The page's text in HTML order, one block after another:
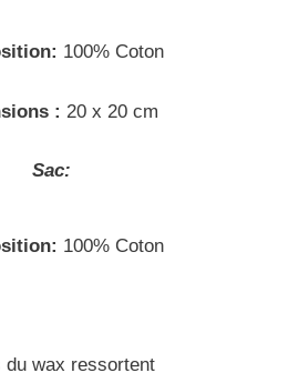
100% Coton
: 20 x 20 cm
Sac:
100% Coton
du wax ressortent